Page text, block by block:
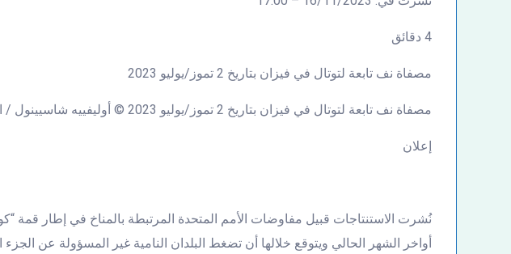
4 دقائق
مصفاة نف تابعة لتوتال في فيزان بتاريخ 2 تموز/يوليو 2023
مصفاة نف تابعة لتوتال في فيزان بتاريخ 2 تموز/يوليو 2023 © أوليفييه شاسيينول / ا ف ب/ارشيف
إعلان
أواخر الشهر الحالي ويتوقع خلالها أن تضغط البلدان النامية غير المسؤولة عن الجزء